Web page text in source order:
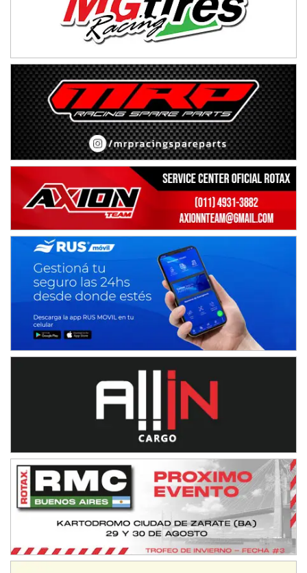
NORESTE SANTAFESINO - F6
Ciudad de Avellaneda (Asfalto)
Avellaneda (Santa Fe)
SUR SANTAFESINO - F4
José Samuel Sánchez (Tierra)
Rufino (Santa Fe)
TUCUMANO - F5
Juan Navarro (Asfalto)
El Timbó (Tucumán)